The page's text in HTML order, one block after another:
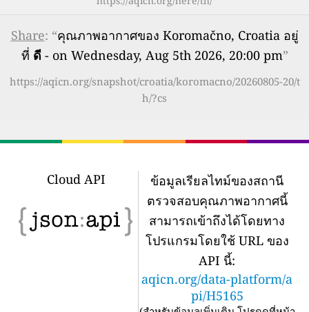
Share: “คุณภาพอากาศของ Koromačno, Croatia อยู่
ที่ ดี- on Wednesday, Aug 5th 2026, 20:00 pm”
https://aqicn.org/snapshot/croatia/koromacno/20260805-20/t
h/?cs
Cloud API
ข้อมูลเรียลไทม์ของสถานี
ตรวจสอบคุณภาพอากาศนี้
สามารถเข้าถึงได้โดยทาง
โปรแกรมโดยใช้ URL ของ
API นี้:
aqicn.org/data-platform/a
pi/H5165